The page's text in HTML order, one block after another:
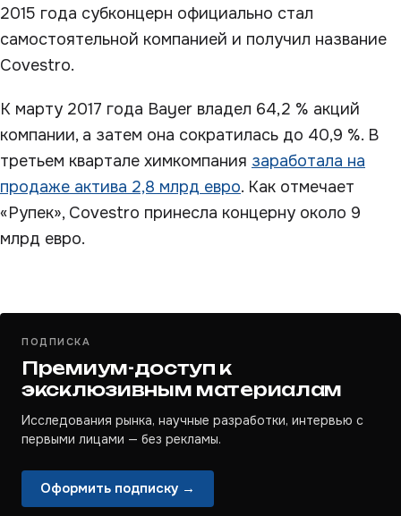
2015 года субконцерн официально стал
самостоятельной компанией и получил название
Covestro.
К марту 2017 года Bayer владел 64,2 % акций
компании, а затем она сократилась до 40,9 %. В
третьем квартале химкомпания заработала на
продаже актива 2,8 млрд евро. Как отмечает
«Рупек», Covestro принесла концерну около 9
млрд евро.
ПОДПИСКА
Премиум-доступ к
эксклюзивным материалам
Исследования рынка, научные разработки, интервью с
первыми лицами — без рекламы.
Оформить подписку →